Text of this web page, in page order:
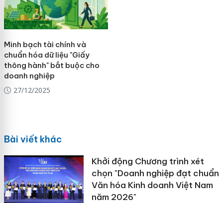
Minh bạch tài chính và
chuẩn hóa dữ liệu "Giấy
thông hành" bắt buộc cho
doanh nghiệp
27/12/2025
Bài viết khác
Khởi động Chương trình xét
chọn "Doanh nghiệp đạt chuẩn
Văn hóa Kinh doanh Việt Nam
năm 2026"